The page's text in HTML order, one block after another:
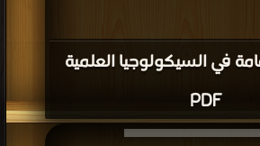
في السيكولوجيا العلمية
PDF